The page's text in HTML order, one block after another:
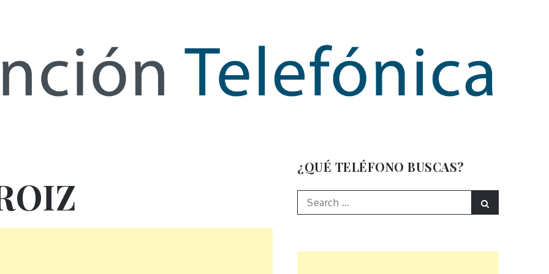
de Información
¿QUÉ TELÉFONO BUSCAS?
Search
for: